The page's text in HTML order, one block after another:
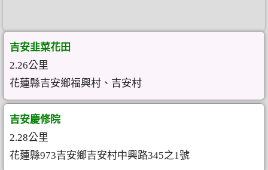
吉安韭菜花田
2.26公里
花蓮縣吉安鄉福興村、吉安村
吉安慶修院
2.28公里
花蓮縣973吉安鄉吉安村中興路345之1號